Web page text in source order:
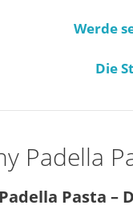
Werde
Die
Padella
Pasta –